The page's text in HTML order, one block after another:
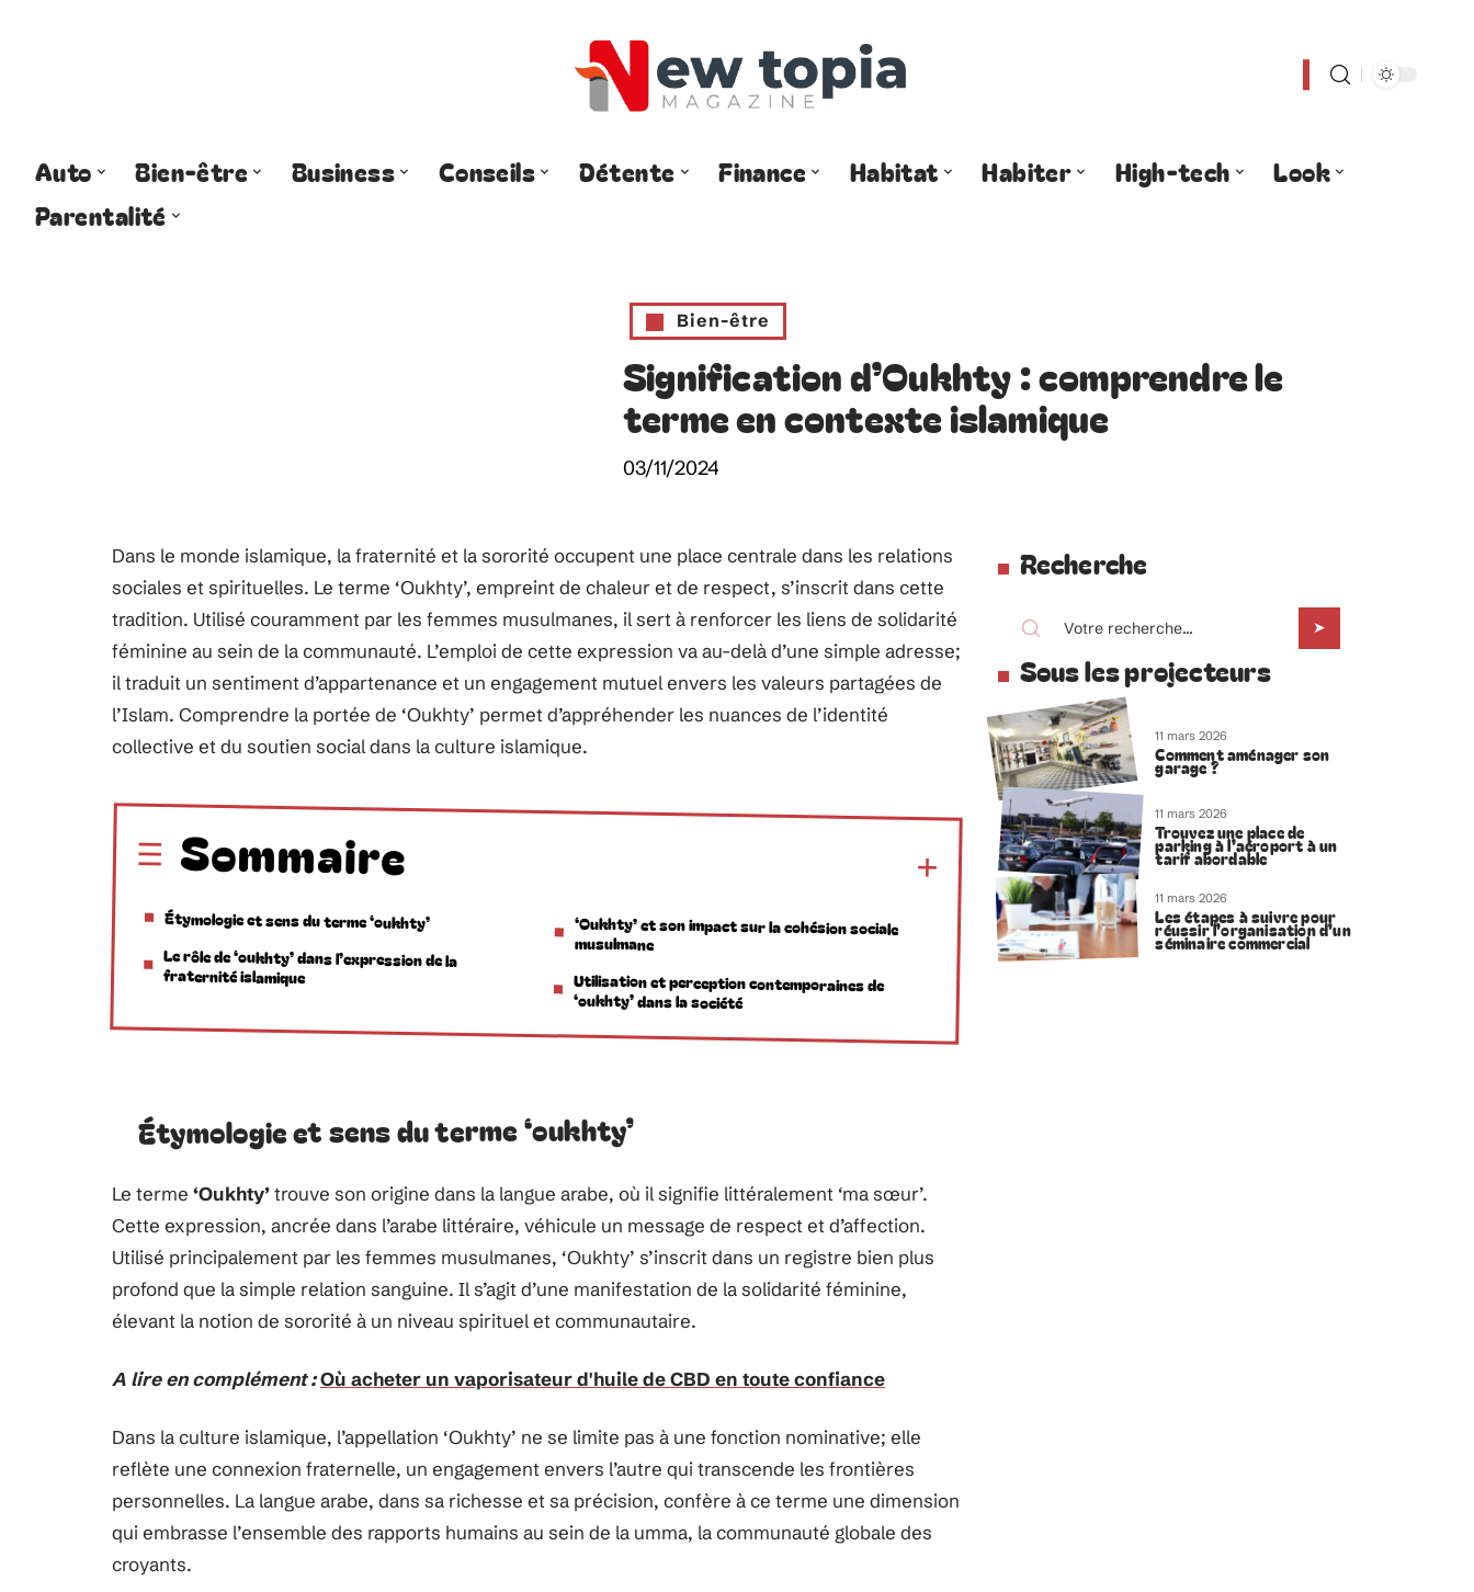
Auto Bien-être Business Conseils Détente Finance Habitat Habiter High-tech
Look
Parentalité
Bien-être
Signification d’Oukhty : comprendre le
terme en contexte islamique
03/11/2024
Dans le monde islamique, la fraternité et la sororité occupent une place centrale dans les relations
sociales et spirituelles. Le terme ‘Oukhty’, empreint de chaleur et de respect, s’inscrit dans cette
tradition. Utilisé couramment par les femmes musulmanes, il sert à renforcer les liens de solidarité
féminine au sein de la communauté. L’emploi de cette expression va au-delà d’une simple adresse;
il traduit un sentiment d’appartenance et un engagement mutuel envers les valeurs partagées de
l’Islam. Comprendre la portée de ‘Oukhty’ permet d’appréhender les nuances de l’identité
collective et du soutien social dans la culture islamique.
Sommaire
Étymologie et sens du terme ‘oukhty’
Le rôle de ‘oukhty’ dans l’expression de la
fraternité islamique
‘Oukhty’ et son impact sur la cohésion sociale
musulmane
Utilisation et perception contemporaines de
‘oukhty’ dans la société
Étymologie et sens du terme ‘oukhty’
Le terme ‘Oukhty’trouve son origine dans la langue arabe, où il signifie littéralement ‘ma sœur’.
Cette expression, ancrée dans l’arabe littéraire, véhicule un message de respect et d’affection.
Utilisé principalement par les femmes musulmanes, ‘Oukhty’ s’inscrit dans un registre bien plus
profond que la simple relation sanguine. Il s’agit d’une manifestation de la solidarité féminine,
élevant la notion de sororité à un niveau spirituel et communautaire.
A lire en complément :Où acheter un vaporisateur d'huile de CBD en toute confiance
Dans la culture islamique, l’appellation ‘Oukhty’ ne se limite pas à une fonction nominative; elle
reflète une connexion fraternelle, un engagement envers l’autre qui transcende les frontières
personnelles. La langue arabe, dans sa richesse et sa précision, confère à ce terme une dimension
qui embrasse l’ensemble des rapports humains au sein de la umma, la communauté globale des
croyants.
Recherche
Sous les projecteurs
11 mars 2026
Comment aménager son
garage ?
11 mars 2026
Trouvez une place de
parking à l’aéroport à un
tarif abordable
11 mars 2026
Les étapes à suivre pour
réussir l’organisation d’un
séminaire commercial